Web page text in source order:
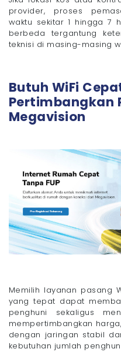
provider, proses
waktu sekitar 1 hingga 7
berbeda tergantung
teknisi di masing-masing
Butuh WiFi
Pertimbangkan
Megavision
Memilih layanan pasang
yang tepat dapat
penghuni sekaligus
mempertimbangkan
dengan jaringan stabil
kebutuhan jumlah